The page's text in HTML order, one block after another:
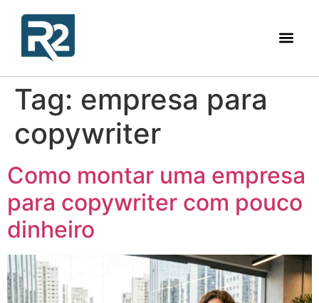
Tag: empresa para
copywriter
Como montar uma empresa
para copywriter com pouco
dinheiro